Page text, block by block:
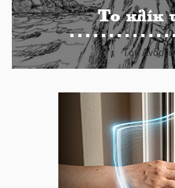
Το κλίκ
Του